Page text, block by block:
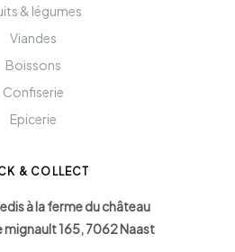
& légumes
Viandes
Boissons
Confiserie
Epicerie
& COLLECT
à la ferme du château
mignault 165, 7062 Naast